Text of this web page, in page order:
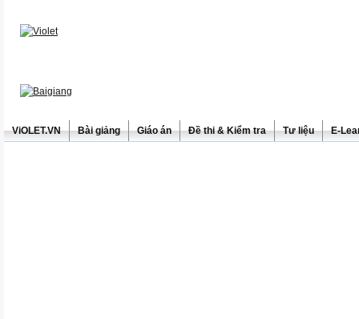
ViOLET.VN Bài giảng Giáo án Đề thi & Kiểm tra Tư liệu E-